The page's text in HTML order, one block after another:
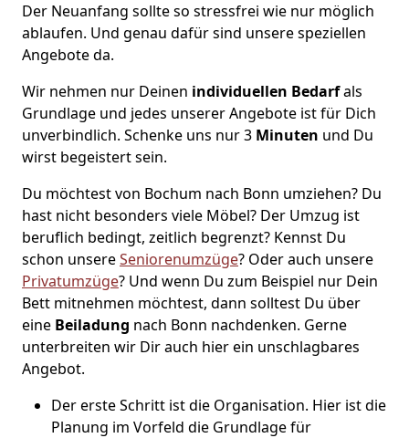
Der Neuanfang sollte so stressfrei wie nur möglich
ablaufen. Und genau dafür sind unsere speziellen
Angebote da.
Wir nehmen nur Deinen individuellen Bedarfals
Grundlage und jedes unserer Angebote ist für Dich
unverbindlich. Schenke uns nur 3 Minuten und Du
wirst begeistert sein.
Du möchtest von Bochum nach Bonn umziehen? Du
hast nicht besonders viele Möbel? Der Umzug ist
beruflich bedingt, zeitlich begrenzt? Kennst Du
schon unsereSeniorenumzüge? Oder auch unsere
Privatumzüge? Und wenn Du zum Beispiel nur Dein
Bett mitnehmen möchtest, dann solltest Du über
eine Beiladung nach Bonn nachdenken. Gerne
unterbreiten wir Dir auch hier ein unschlagbares
Angebot.
Der erste Schritt ist die Organisation. Hier ist die
Planung im Vorfeld die Grundlage für